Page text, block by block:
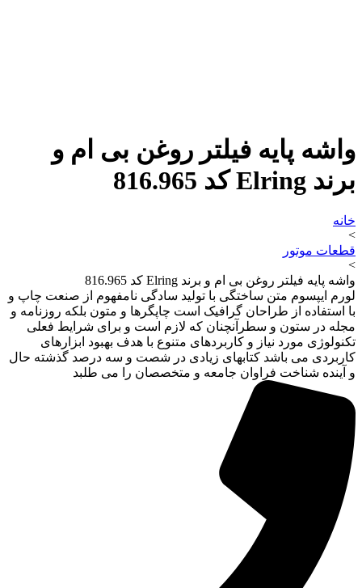
واشه پایه فیلتر روغن بی ام و
برند Elring کد 816.965
خانه
>
قطعات موتور
>
واشه پایه فیلتر روغن بی ام و برند Elring کد 816.965
لورم ایپسوم متن ساختگی با تولید سادگی نامفهوم از صنعت چاپ و
با استفاده از طراحان گرافیک است چاپگرها و متون بلکه روزنامه و
مجله در ستون و سطرآنچنان که لازم است و برای شرایط فعلی
تکنولوژی مورد نیاز و کاربردهای متنوع با هدف بهبود ابزارهای
کاربردی می باشد کتابهای زیادی در شصت و سه درصد گذشته حال
و آینده شناخت فراوان جامعه و متخصصان را می طلبد